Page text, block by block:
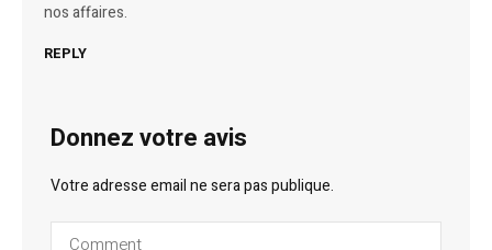
nos affaires.
REPLY
Donnez votre avis
Votre adresse email ne sera pas publique.